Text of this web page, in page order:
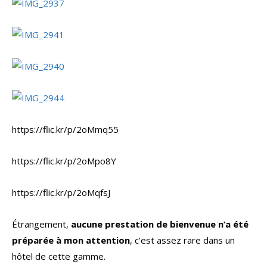
https://flic.kr/p/2oMmq55
https://flic.kr/p/2oMpo8Y
https://flic.kr/p/2oMqfsJ
Étrangement, aucune prestation de bienvenue n’a été
préparée à mon attention, c’est assez rare dans un
hôtel de cette gamme.